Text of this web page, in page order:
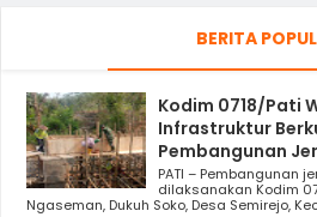
BERITA
Kodim 0718/Pati
Infrastruktur
Pembangunan
PATI – Pembangunan
dilaksanakan Kodim
Ngaseman, Dukuh Soko, Desa Semirejo,